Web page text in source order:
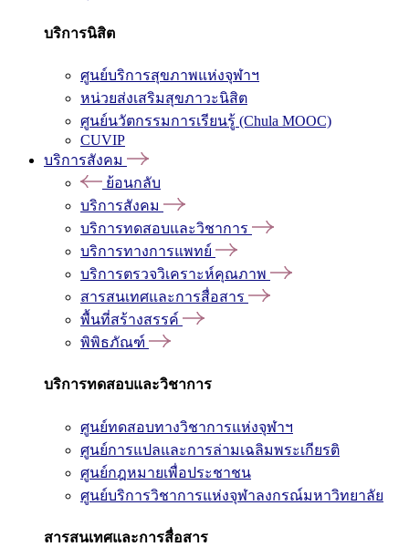
บริการนิสิต
ศูนย์บริการสุขภาพแห่งจุฬาฯ
หน่วยส่งเสริมสุขภาวะนิสิต
ศูนย์นวัตกรรมการเรียนรู้ (Chula MOOC)
CUVIP
บริการสังคม
ย้อนกลับ
บริการสังคม
บริการทดสอบและวิชาการ
บริการทางการแพทย์
บริการตรวจวิเคราะห์คุณภาพ
สารสนเทศและการสื่อสาร
พื้นที่สร้างสรรค์
พิพิธภัณฑ์
บริการทดสอบและวิชาการ
ศูนย์ทดสอบทางวิชาการแห่งจุฬาฯ
ศูนย์การแปลและการล่ามเฉลิมพระเกียรติ
ศูนย์กฎหมายเพื่อประชาชน
ศูนย์บริการวิชาการแห่งจุฬาลงกรณ์มหาวิทยาลัย
สารสนเทศและการสื่อสาร